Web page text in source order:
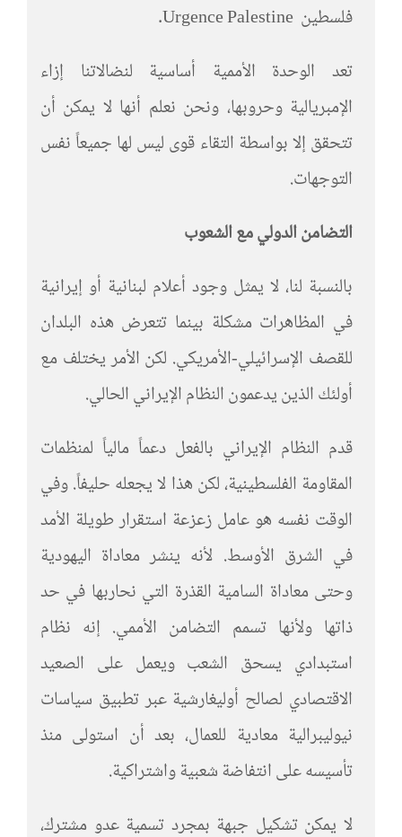
فلسطين Urgence Palestine.
تعد الوحدة الأممية أساسية لنضالاتنا إزاء
الإمبريالية وحروبها، ونحن نعلم أنها لا يمكن أن
تتحقق إلا بواسطة التقاء قوى ليس لها جميعاً نفس
التوجهات.
التضامن الدولي مع الشعوب
بالنسبة لنا، لا يمثل وجود أعلام لبنانية أو إيرانية
في المظاهرات مشكلة بينما تتعرض هذه البلدان
للقصف الإسرائيلي-الأمريكي. لكن الأمر يختلف مع
أولئك الذين يدعمون النظام الإيراني الحالي.
قدم النظام الإيراني بالفعل دعماً مالياً لمنظمات
المقاومة الفلسطينية، لكن هذا لا يجعله حليفاً. وفي
الوقت نفسه هو عامل زعزعة استقرار طويلة الأمد
في الشرق الأوسط. لأنه ينشر معاداة اليهودية
وحتى معاداة السامية القذرة التي نحاربها في حد
ذاتها ولأنها تسمم التضامن الأممي. إنه نظام
استبدادي يسحق الشعب ويعمل على الصعيد
الاقتصادي لصالح أوليغارشية عبر تطبيق سياسات
نيوليبرالية معادية للعمال، بعد أن استولى منذ
تأسيسه على انتفاضة شعبية واشتراكية.
لا يمكن تشكيل جبهة بمجرد تسمية عدو مشترك،